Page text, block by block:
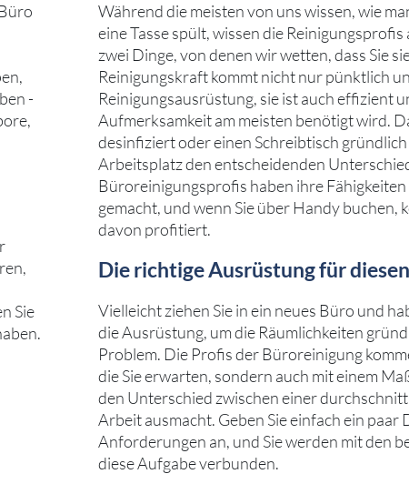
-
Sie
Während die meisten von uns wissen, wie
eine Tasse spült, wissen die
zwei Dinge, von denen wir wetten, dass Sie
Reinigungskraft kommt nicht nur pünktlich
Reinigungsausrüstung, sie ist auch effizient
Aufmerksamkeit am meisten benötigt wird.
desinfiziert oder einen Schreibtisch
Arbeitsplatz den entscheidenden
Büroreinigungsprofis haben ihre
gemacht, und wenn Sie über Handy buchen,
davon profitiert.
Die richtige Ausrüstung für
Vielleicht ziehen Sie in ein neues Büro und
die Ausrüstung, um die Räumlichkeiten
Problem. Die Profis der Büroreinigung
die Sie erwarten, sondern auch mit einem
den Unterschied zwischen einer
Arbeit ausmacht. Geben Sie einfach ein paar
Anforderungen an, und Sie werden mit den
diese Aufgabe verbunden.